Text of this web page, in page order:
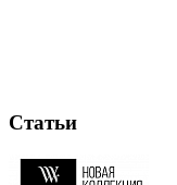
Статьи